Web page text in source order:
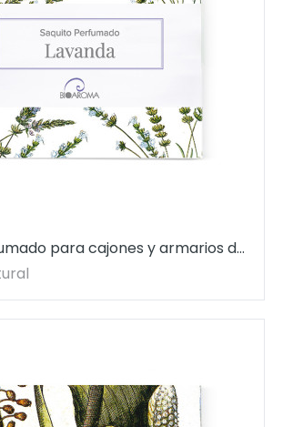
para cajones y armarios de
12,5 gr.